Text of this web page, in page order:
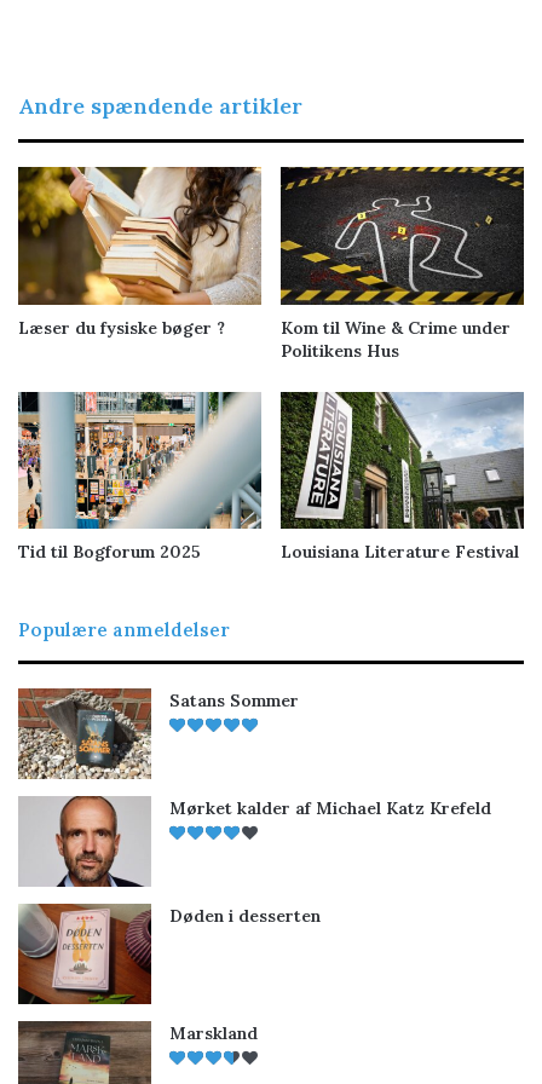
Andre spændende artikler
Læser du fysiske bøger ?
Kom til Wine & Crime under
Politikens Hus
Tid til Bogforum 2025 Louisiana Literature Festival
Populære anmeldelser
Satans Sommer
Mørket kalder af Michael Katz Krefeld
Døden i desserten
Marskland